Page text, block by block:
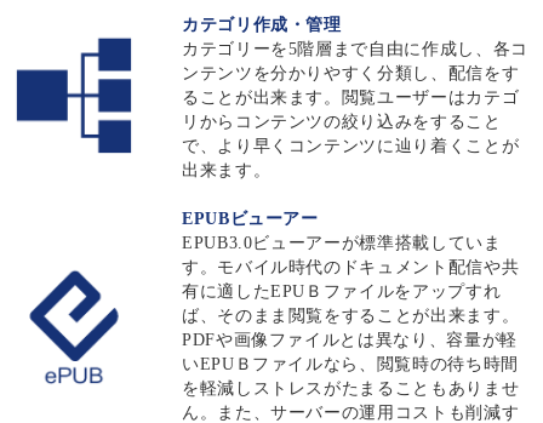
カテゴリ作成・管理
カテゴリーを5階層まで自由に作成し、各コ
ンテンツを分かりやすく分類し、配信をす
ることが出来ます。閲覧ユーザーはカテゴ
リからコンテンツの絞り込みをすること
で、より早くコンテンツに辿り着くことが
出来ます。
EPUBビューアー
EPUB3.0ビューアーが標準搭載していま
す。モバイル時代のドキュメント配信や共
有に適したEPUＢファイルをアップすれ
ば、そのまま閲覧をすることが出来ます。
PDFや画像ファイルとは異なり、容量が軽
いEPUＢファイルなら、閲覧時の待ち時間
を軽減しストレスがたまることもありませ
ん。また、サーバーの運用コストも削減す